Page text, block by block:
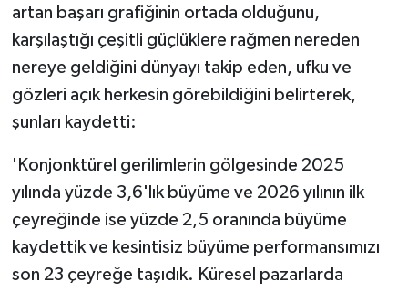
artan başarı grafiğinin ortada olduğunu,
karşılaştığı çeşitli güçlüklere rağmen nereden
nereye geldiğini dünyayı takip eden, ufku ve
gözleri açık herkesin görebildiğini belirterek,
şunları kaydetti:
'Konjonktürel gerilimlerin gölgesinde 2025
yılında yüzde 3,6'lık büyüme ve 2026 yılının ilk
çeyreğinde ise yüzde 2,5 oranında büyüme
kaydettik ve kesintisiz büyüme performansımızı
son 23 çeyreğe taşıdık. Küresel pazarlarda